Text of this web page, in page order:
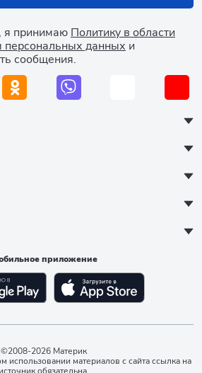
я принимаю Политику в области
персональных данных и
сообщения.
приложение
©2008-2026 Материк
использовании материалов с сайта ссылка на